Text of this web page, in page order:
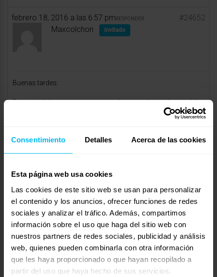
Consentimiento Detalles Acerca de las cookies
Esta página web usa cookies
Las cookies de este sitio web se usan para personalizar
el contenido y los anuncios, ofrecer funciones de redes
sociales y analizar el tráfico. Además, compartimos
información sobre el uso que haga del sitio web con
nuestros partners de redes sociales, publicidad y análisis
web, quienes pueden combinarla con otra información
que les haya proporcionado o que hayan recopilado a
partir del uso que haya hecho de sus servicios.
febrero 18, 2016 a las 6:57 pm #24652
RESPONDER
Maxcolchon Invitado
Buenas tardes:
En maxcolchon tenemos una amplia gama de productos del
descanso para todo tipo de encesidades. En vuestro caso, yo
capa de viscoelástica de 90 kg de densidad y 2 HR perfilados
espumación más resitente y duradera, para una adpatación
de aportar un descanso sin presiones ni dolencias
musculares, para así tener una noche de sueño mucho más
reparadora y sin despertares inoportunos.
Si desea más información o ampliación de ésta, no dude en
contactar con nosotros, ya sea por teléfono o visitando
nuestras tiendas.
Estaremos encantados de atenderle.